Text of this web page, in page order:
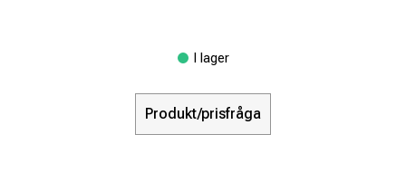
I lager
Produkt/prisfråga